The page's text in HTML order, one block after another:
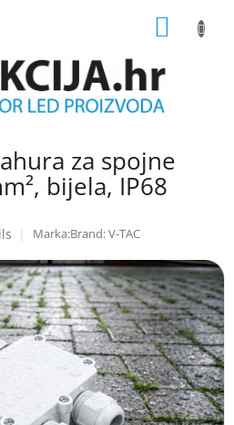
za spojne
bijela, IP68
Brand:V-TAC